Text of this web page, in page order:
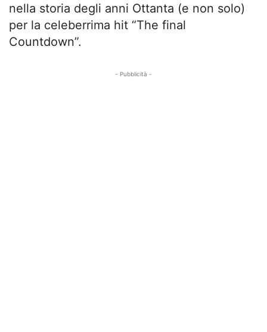
nella storia degli anni Ottanta (e non solo)
per la celeberrima hit “The final
Countdown”.
- Pubblicità -